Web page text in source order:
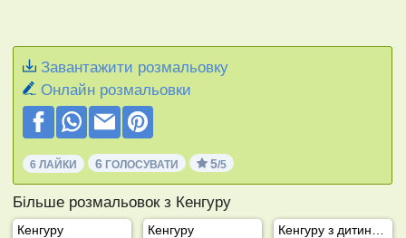
Завантажити розмальовку
Онлайн розмальовки
6 ЛАЙКИ 6 ГОЛОСУВАТИ 5/5
Більше розмальовок з Кенгуру
Кенгуру Кенгуру